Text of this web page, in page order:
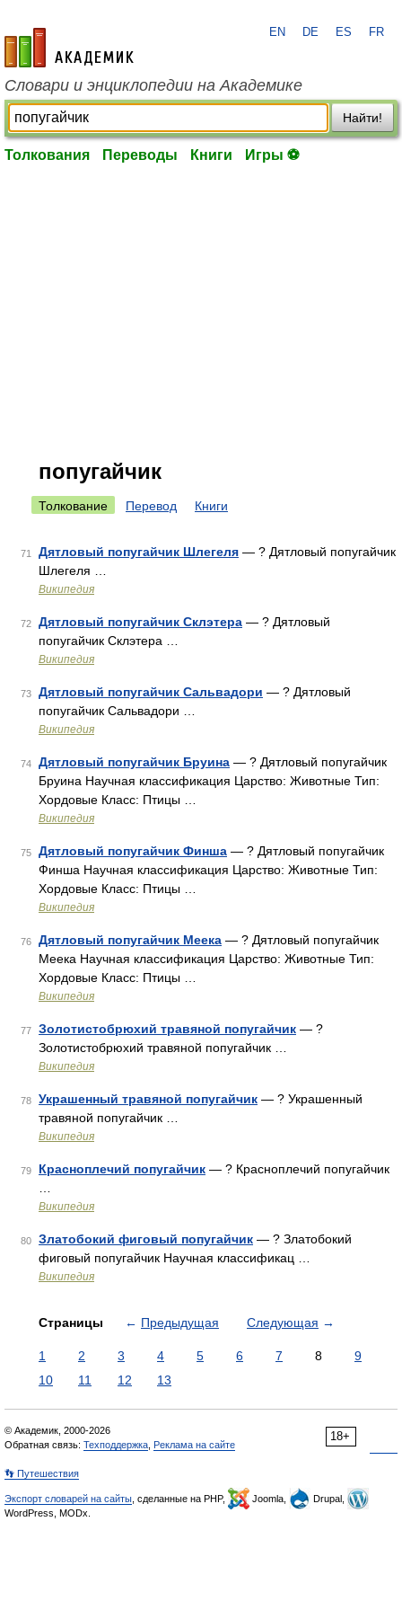
academic.ru
EN DE ES FR
Словари и энциклопедии на Академике
Найти!
Толкования Переводы Книги Игры ⚽
попугайчик
Толкование Перевод Книги
71 Дятловый попугайчик Шлегеля — ? Дятловый попугайчик
Шлегеля …
Википедия
72 Дятловый попугайчик Склэтера — ? Дятловый
попугайчик Склэтера …
Википедия
73 Дятловый попугайчик Сальвадори — ? Дятловый
попугайчик Сальвадори …
Википедия
74 Дятловый попугайчик Бруина — ? Дятловый попугайчик
Бруина Научная классификация Царство: Животные Тип:
Хордовые Класс: Птицы …
Википедия
75 Дятловый попугайчик Финша — ? Дятловый попугайчик
Финша Научная классификация Царство: Животные Тип:
Хордовые Класс: Птицы …
Википедия
76 Дятловый попугайчик Меека — ? Дятловый попугайчик
Меека Научная классификация Царство: Животные Тип:
Хордовые Класс: Птицы …
Википедия
77 Золотистобрюхий травяной попугайчик — ?
Золотистобрюхий травяной попугайчик …
Википедия
78 Украшенный травяной попугайчик — ? Украшенный
травяной попугайчик …
Википедия
79 Красноплечий попугайчик — ? Красноплечий попугайчик
Википедия
80 Златобокий фиговый попугайчик — ? Златобокий
фиговый попугайчик Научная классификац …
Википедия
Страницы ← Предыдущая Следующая →
1 2 3 4 5 6 7 8
9
10
11 12 13
18+
© Академик, 2000-2026
Обратная связь: Техподдержка Реклама на сайте
👣 Путешествия
Экспорт словарей на сайты , сделанные на PHP, Joomla,
Drupal,
WordPress, MODx.